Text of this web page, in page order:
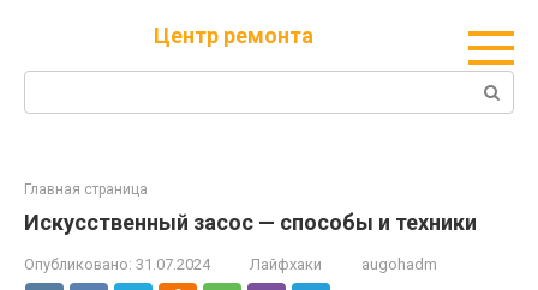
Центр ремонта
Поиск:
Главная страница
Искусственный засос — способы и техники
Опубликовано: 31.07.2024 Лайфхаки augohadm